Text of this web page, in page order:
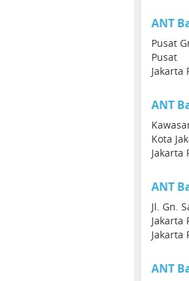
ANT
Pusat
Pusat
Jakarta
ANT
Kota
Jakarta
ANT
Jl. Gn.
Jakarta
Jakarta
ANT